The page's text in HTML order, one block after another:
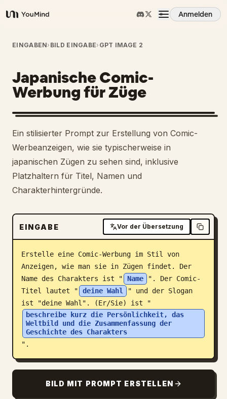
YouMind
Anmelden
Übersicht
Anwendungsfälle
Fähigkeiten
Prompts
Preise
Blog
Updates
EINGABEN› BILD EINGABE› GPT IMAGE 2
Japanische Comic-
Werbung für Züge
Ein stilisierter Prompt zur Erstellung von Comic-
Werbeanzeigen, wie sie typischerweise in
japanischen Zügen zu sehen sind, inklusive
Platzhaltern für Titel, Namen und
Charakterhintergründe.
EINGABE Vor der Übersetzung
Erstelle eine Comic-Werbung im Stil von
Anzeigen, wie man sie in Zügen findet. Der
Name des Charakters ist "
Name
". Der Comic-
Titel lautet "
deine Wahl
" und der Slogan
ist "deine Wahl". (Er/Sie) ist "
beschreibe kurz die Persönlichkeit, das
Weltbild und die Zusammenfassung der
Geschichte des Charakters
".
BILD MIT PROMPT ERSTELLEN